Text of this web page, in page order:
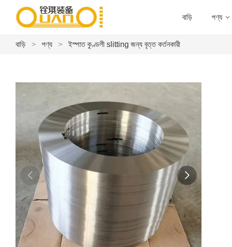
বাড়ি পণ্য
বাড়ি > পণ্য > ইস্পাত কুণ্ডলী slitting জন্য বৃত্ত কর্তনকারী